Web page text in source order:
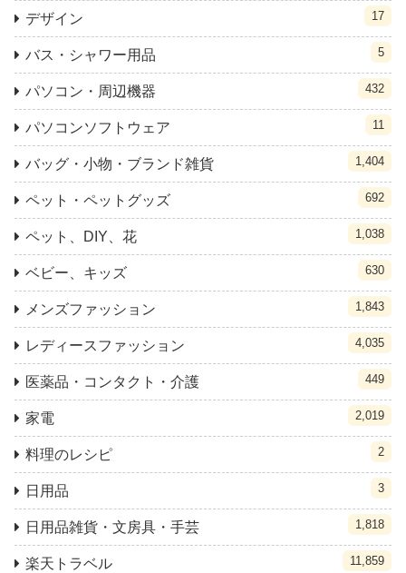
デザイン 17
バス・シャワー用品 5
パソコン・周辺機器 432
パソコンソフトウェア 11
バッグ・小物・ブランド雑貨 1,404
ペット・ペットグッズ 692
ペット、DIY、花 1,038
ベビー、キッズ 630
メンズファッション 1,843
レディースファッション 4,035
医薬品・コンタクト・介護 449
家電 2,019
料理のレシピ 2
日用品 3
日用品雑貨・文房具・手芸 1,818
楽天トラベル 11,859